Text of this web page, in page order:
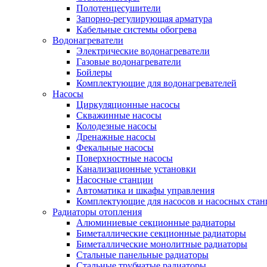
Полотенцесушители
Запорно-регулирующая арматура
Кабельные системы обогрева
Водонагреватели
Электрические водонагреватели
Газовые водонагреватели
Бойлеры
Комплектующие для водонагревателей
Насосы
Циркуляционные насосы
Скважинные насосы
Колодезные насосы
Дренажные насосы
Фекальные насосы
Поверхностные насосы
Канализационные установки
Насосные станции
Автоматика и шкафы управления
Комплектующие для насосов и насосных
Радиаторы отопления
Алюминиевые секционные радиаторы
Биметаллические секционные радиаторы
Биметаллические монолитные радиаторы
Стальные панельные радиаторы